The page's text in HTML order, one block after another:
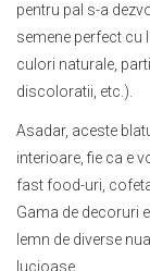
pentru pal s-a
semene perfect cu
culori naturale,
discoloratii, etc.).
Asadar, aceste
interioare, fie ca e
fast food-uri,
Gama de decoruri
lemn de diverse
lucioase.